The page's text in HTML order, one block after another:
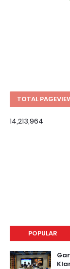
TOTAL
14,213,964
POPULAR